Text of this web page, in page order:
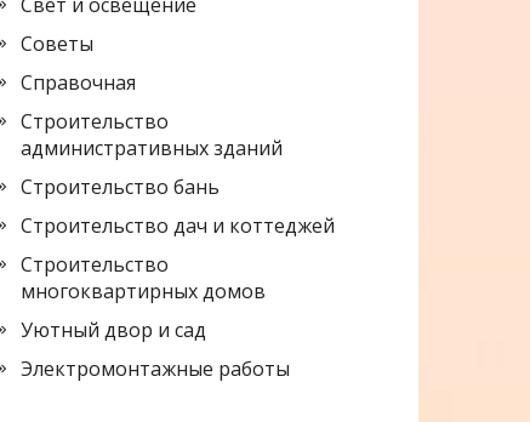
Советы
Справочная
Строительство
административных зданий
Строительство бань
Строительство дач и коттеджей
Строительство
многоквартирных домов
Уютный двор и сад
Электромонтажные работы